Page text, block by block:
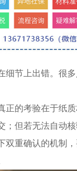
节上出错。很多
的考验在于纸质
；但若无法自动
双重确认的机制